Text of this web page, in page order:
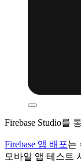
Firebase Studio를
Firebase 앱 배포는
모바일 앱 테스트